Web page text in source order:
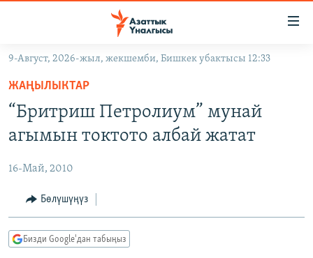
Навигацияга
өтүңүз
Издөөгө
салыңыз
КЫРГЫЗСТАН
КЫРГЫЗСТАН
ЭКОНОМИКА
МАДАНИЯТ
ДҮЙНӨ
БОРБОР АЗИЯ
АТАЙЫН ИЛИКТӨӨ
ТВ ПРОГРАММАЛАР
ЭКСПЕРТТЕР ТАЛДАЙТ
ӨЗГӨЧӨ ПИКИР
9-Август, 2026-жыл, жекшемби, Бишкек убактысы 12:33
ЖАҢЫЛЫКТАР
“Бритриш Петролиум” мунай
агымын токтото албай жатат
16-Май, 2010
Бөлүшүңүз
Бизди Google'дан табыңыз